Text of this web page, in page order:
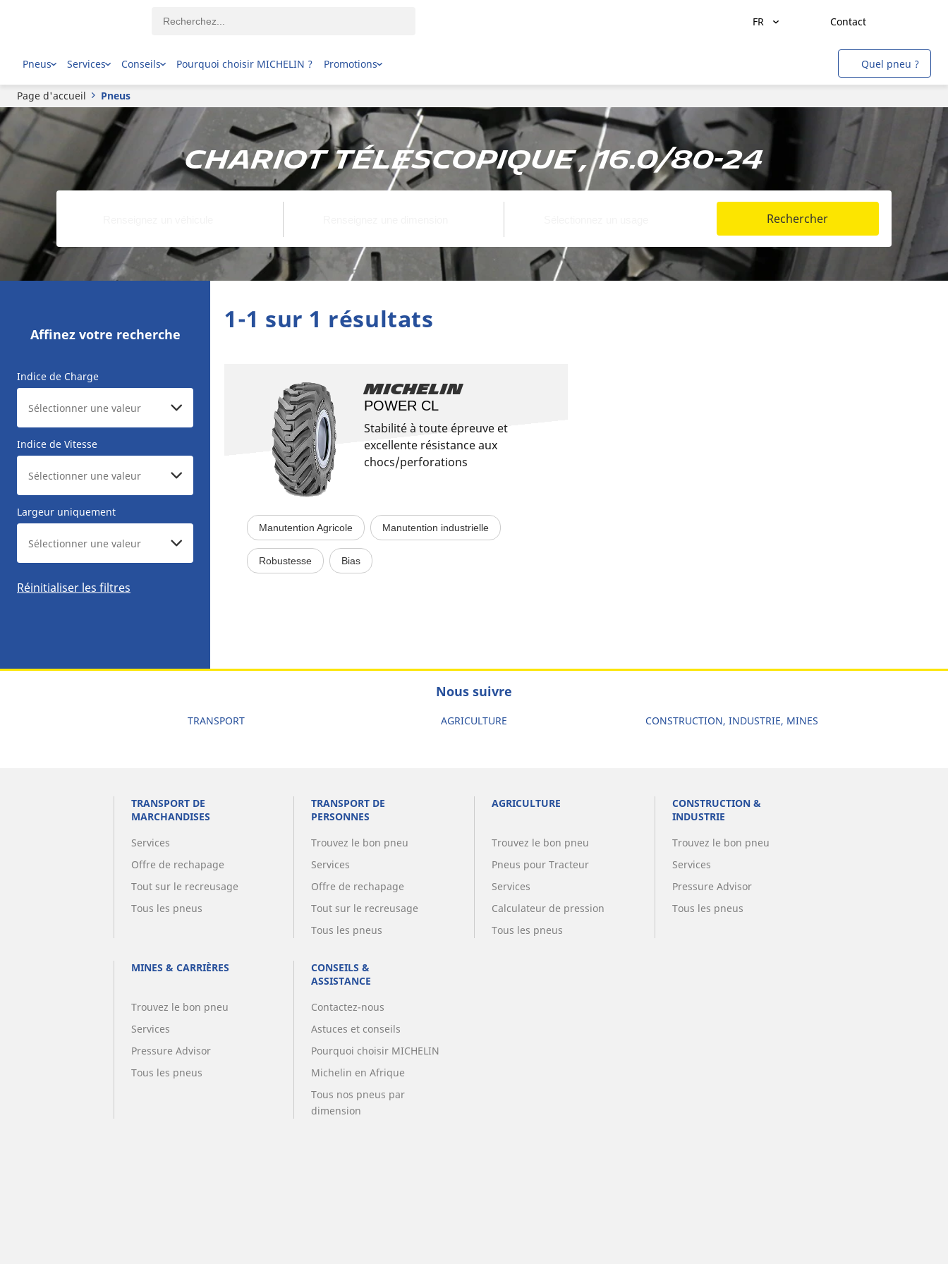
FR Contact
Transport de marchandises
Transport de personnes
Agriculture
Construction & Industrie
Mines & Carrières
Métro
Auto & SUV
Moto & scooter
Pneus Services Conseils Pourquoi choisir MICHELIN ? Promotions Quel pneu ?
Page d'accueil Pneus
Chariot télescopique , 16.0/80-24
Rechercher
Affinez votre recherche
Indice de Charge
Indice de Vitesse
Largeur uniquement
Réinitialiser les filtres
1-1 sur 1 résultats
Michelin
POWER CL
Stabilité à toute épreuve et
excellente résistance aux
chocs/perforations
Manutention Agricole Manutention industrielle
Robustesse Bias
Nous suivre
TRANSPORT AGRICULTURE CONSTRUCTION, INDUSTRIE, MINES
TRANSPORT DE
MARCHANDISES
Services
Offre de rechapage
Tout sur le recreusage
Tous les pneus
TRANSPORT DE
PERSONNES
Trouvez le bon pneu
Services
Offre de rechapage
Tout sur le recreusage
Tous les pneus
AGRICULTURE
Trouvez le bon pneu
Pneus pour Tracteur
Services
Calculateur de pression
Tous les pneus
CONSTRUCTION &
INDUSTRIE
Trouvez le bon pneu
Services
Pressure Advisor
Tous les pneus
MINES & CARRIÈRES
Trouvez le bon pneu
Services
Pressure Advisor
Tous les pneus
CONSEILS &
ASSISTANCE
Contactez-nous
Astuces et conseils
Pourquoi choisir MICHELIN
Michelin en Afrique
Tous nos pneus par
dimension